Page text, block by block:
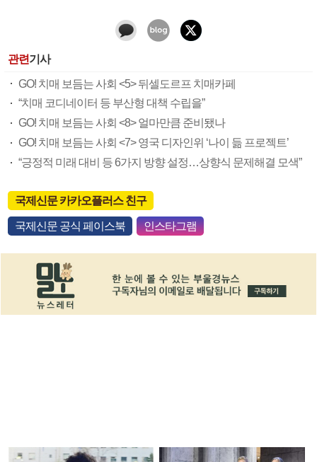
관련기사
GO! 치매 보듬는 사회 <5> 뒤셀도르프 치매카페
“치매 코디네이터 등 부산형 대책 수립을”
GO! 치매 보듬는 사회 <8> 얼마만큼 준비됐나
GO! 치매 보듬는 사회 <7> 영국 디자인위 ‘나이 듦 프로젝트’
“긍정적 미래 대비 등 6가지 방향 설정…상향식 문제해결 모색”
국제신문 카카오플러스 친구
국제신문 공식 페이스북 인스타그램